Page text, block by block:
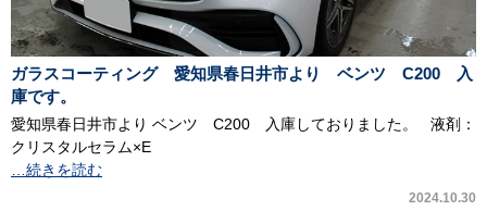
ガラスコーティング 愛知県春日井市より ベンツ C200 入
庫です。
愛知県春日井市より ベンツ C200 入庫しておりました。 液剤：
クリスタルセラム×E
…続きを読む
2024.10.30